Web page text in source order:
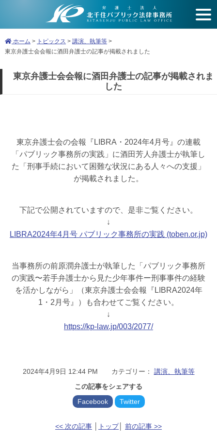
開
く
ホーム > トピックス > 講演、執筆等 >
東京弁護士会会報に酒田弁護士の記事が掲載されました
東京弁護士会会報に酒田弁護士の記事が掲載されま
した
東京弁護士会の会報『LIBRA・2024年4月号』の連載
「パブリック事務所の実践」に酒田芳人弁護士が執筆し
た「刑事手続において困難な状況にある人々への支援」
が掲載されました。
下記で公開されていますので、是非ご覧ください。
↓
LIBRA2024年4月号 パブリック事務所の実践 (toben.or.jp)
当事務所の前原潤弁護士が執筆した「パブリック事務所
の実践〜若手弁護士から見た少年事件ー刑事事件の経験
を活かしながら」（東京弁護士会会報『LIBRA2024年
1・2月号』）も合わせてご覧ください。
↓
https://kp-law.jp/003/2077/
2024年4月9日 12:44 PM カテゴリー： 講演、執筆等
この記事をシェアする
Facebook
Twitter
<< 次の記事 トップ│ 前の記事 >>